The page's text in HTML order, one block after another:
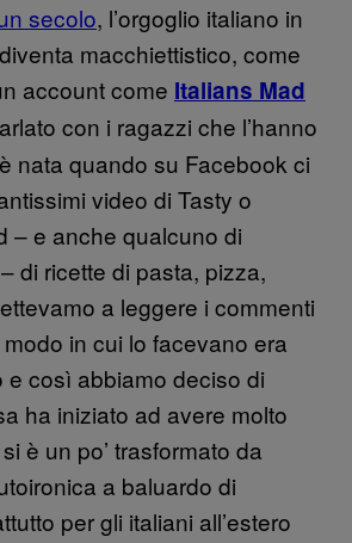
secolo, l’orgoglio italiano in
macchiettistico, come
account come Italians Mad
con i ragazzi che l’hanno
è nata quando su Facebook ci
video di Tasty o
– e anche qualcuno di
di ricette di pasta, pizza,
a leggere i commenti
in cui lo facevano era
così abbiamo deciso di
ha iniziato ad avere molto
è un po’ trasformato da
a baluardo di
per gli italiani all’estero